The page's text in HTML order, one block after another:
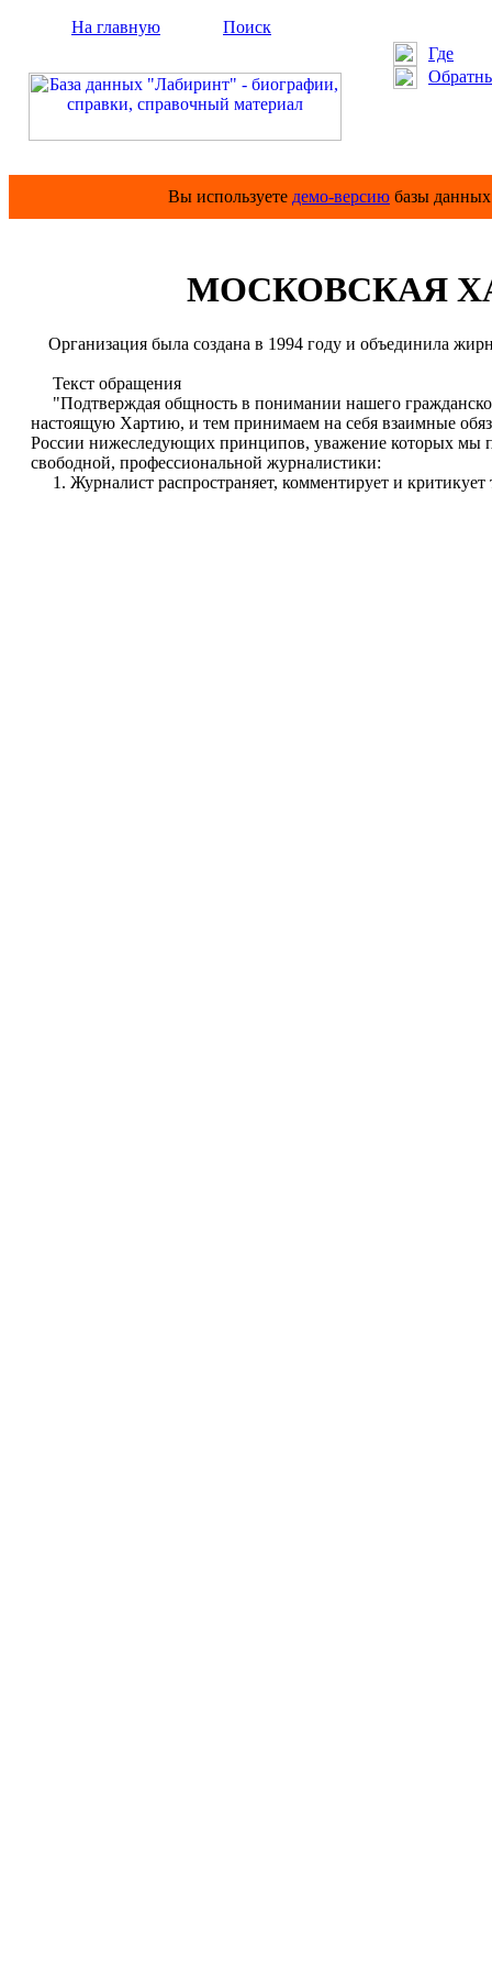
На главную
Поиск
Где
Вы используете демо-версию базы
МОСКОВСКАЯ
Организация была создана в 1994 году и объединила
Текст обращения
"Подтверждая общность в понимании нашего
настоящую Хартию, и тем принимаем на себя взаимные
России нижеследующих принципов, уважение которых мы
свободной, профессиональной журналистики:
1. Журналист распространяет, комментирует и